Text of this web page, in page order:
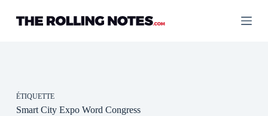
contenu
ÉTIQUETTE
Smart City Expo Word Congress